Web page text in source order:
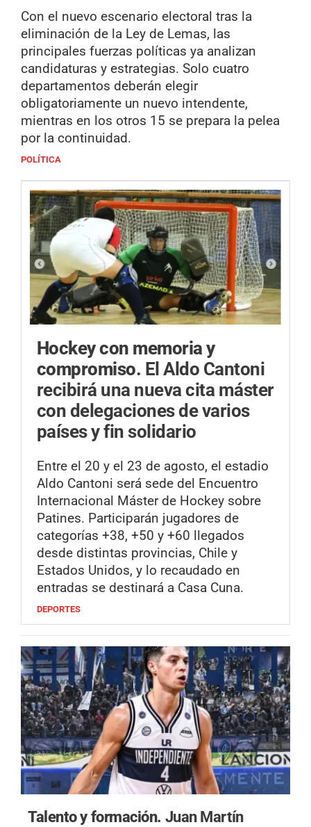
Con el nuevo escenario electoral tras la
eliminación de la Ley de Lemas, las
principales fuerzas políticas ya analizan
candidaturas y estrategias. Solo cuatro
departamentos deberán elegir
obligatoriamente un nuevo intendente,
mientras en los otros 15 se prepara la pelea
por la continuidad.
POLÍTICA
Hockey con memoria y
compromiso. El Aldo Cantoni
recibirá una nueva cita máster
con delegaciones de varios
países y fin solidario
Entre el 20 y el 23 de agosto, el estadio
Aldo Cantoni será sede del Encuentro
Internacional Máster de Hockey sobre
Patines. Participarán jugadores de
categorías +38, +50 y +60 llegados
desde distintas provincias, Chile y
Estados Unidos, y lo recaudado en
entradas se destinará a Casa Cuna.
DEPORTES
Talento y formación. Juan Martín